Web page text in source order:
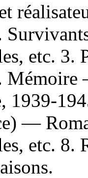
etc.
1939-
—
etc.